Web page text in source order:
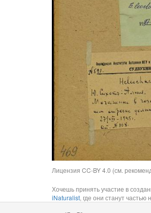
Лицензия CC-BY 4.0 (см.
Хочешь принять участие в
iNaturalist, где они станут